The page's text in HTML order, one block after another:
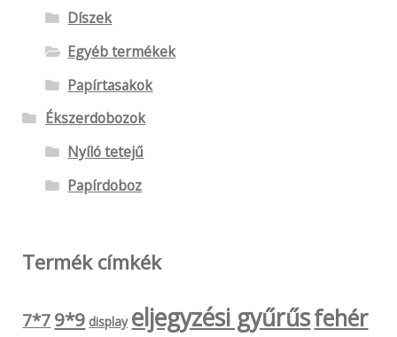
Díszek
Egyéb termékek
Papírtasakok
Ékszerdobozok
Nyíló tetejű
Papírdoboz
Termék címkék
7*79*9 display eljegyzési gyűrűsfehér